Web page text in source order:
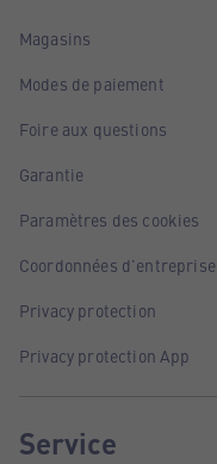
Magasins
Modes de paiement
Foire aux questions
Garantie
Paramètres des cookies
Coordonnées d'entreprise
Privacy protection
Privacy protection App
Service